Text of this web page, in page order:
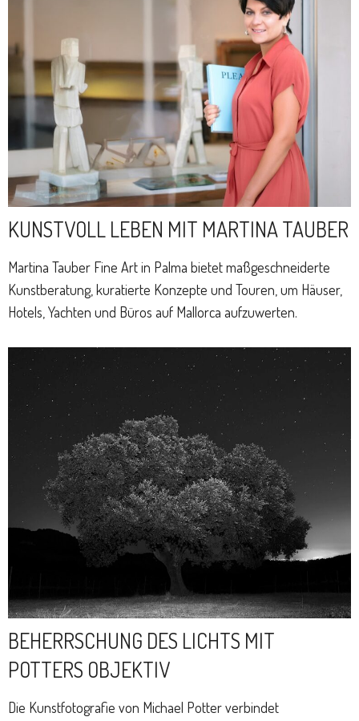
KUNSTVOLL LEBEN MIT MARTINA TAUBER
Martina Tauber Fine Art in Palma bietet maßgeschneiderte
Kunstberatung, kuratierte Konzepte und Touren, um Häuser,
Hotels, Yachten und Büros auf Mallorca aufzuwerten.
BEHERRSCHUNG DES LICHTS MIT
POTTERS OBJEKTIV
Die Kunstfotografie von Michael Potter verbindet